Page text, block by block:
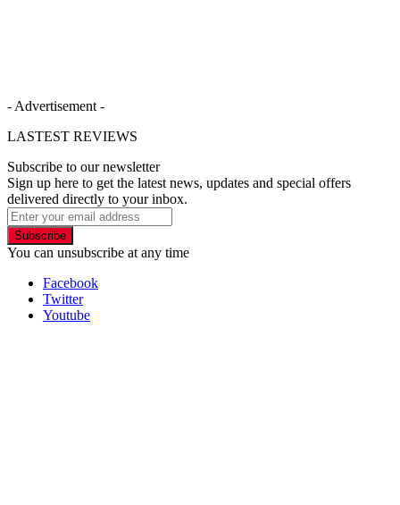
- Advertisement -
LASTEST REVIEWS
Subscribe to our newsletter
Sign up here to get the latest news, updates and special offers
delivered directly to your inbox.
Subscribe
You can unsubscribe at any time
Facebook
Twitter
Youtube